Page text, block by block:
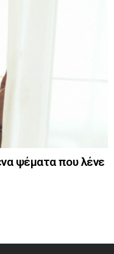
ψέματα που λένε